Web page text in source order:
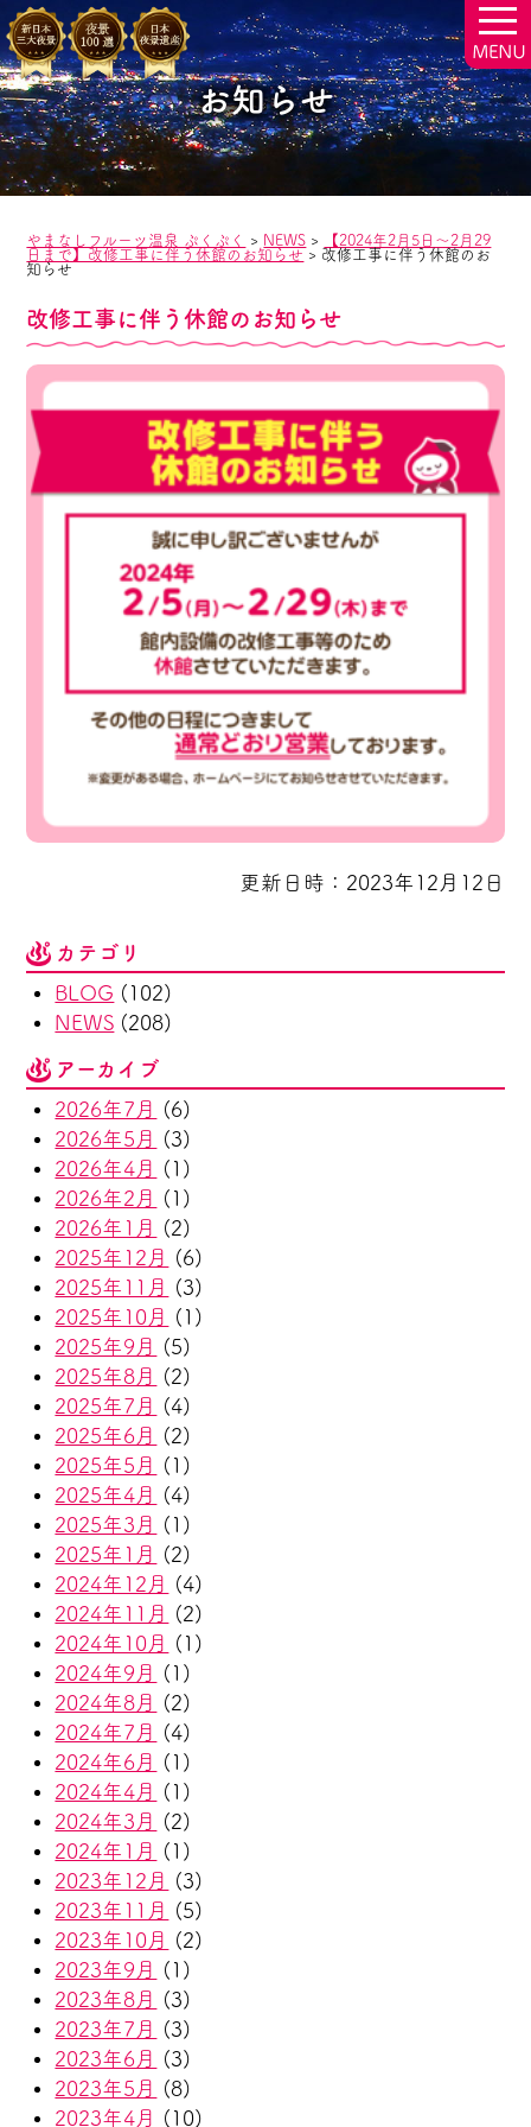
お知らせ
やまなしフルーツ温泉 ぷくぷく > NEWS >
【2024年2月5日～2月29
日まで】改修工事に伴う休館のお知らせ > 改修工事に伴う休館のお
知らせ
改修工事に伴う休館のお知らせ
更新日時：2023年12月12日
カテゴリ
BLOG (102)
NEWS (208)
アーカイブ
2026年7月
(6)
2026年5月
(3)
2026年4月
(1)
2026年2月
(1)
2026年1月
(2)
2025年12月
(6)
2025年11月
(3)
2025年10月
(1)
2025年9月
(5)
2025年8月
(2)
2025年7月
(4)
2025年6月
(2)
2025年5月
(1)
2025年4月
(4)
2025年3月
(1)
2025年1月
(2)
2024年12月
(4)
2024年11月
(2)
2024年10月
(1)
2024年9月
(1)
2024年8月
(2)
2024年7月
(4)
2024年6月
(1)
2024年4月
(1)
2024年3月
(2)
2024年1月
(1)
2023年12月
(3)
2023年11月
(5)
2023年10月
(2)
2023年9月
(1)
2023年8月
(3)
2023年7月
(3)
2023年6月
(3)
2023年5月
(8)
2023年4月
(10)